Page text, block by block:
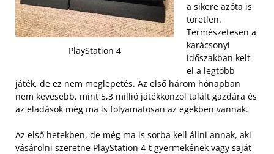
PlayStation 4
a sikere azóta is
töretlen.
Természetesen a
karácsonyi
időszakban kelt
el a legtöbb
játék, de ez nem meglepetés. Az első három hónapban
nem kevesebb, mint 5,3 millió játékkonzol talált gazdára és
az eladások még ma is folyamatosan az egekben vannak.
Az első hetekben, de még ma is sorba kell állni annak, aki
vásárolni szeretne PlayStation 4-t gyermekének vagy saját